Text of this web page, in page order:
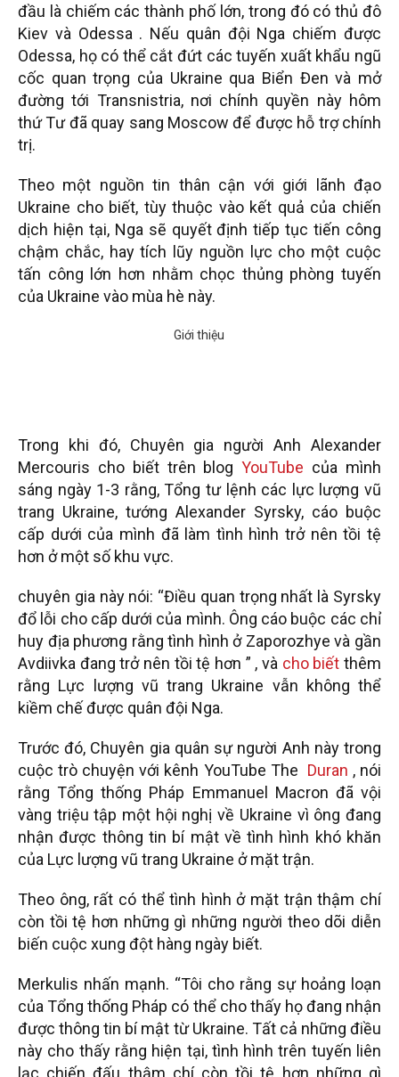
đầu là chiếm các thành phố lớn, trong đó có thủ đô
Kiev và Odessa . Nếu quân đội Nga chiếm được
Odessa, họ có thể cắt đứt các tuyến xuất khẩu ngũ
cốc quan trọng của Ukraine qua Biển Đen và mở
đường tới Transnistria, nơi chính quyền này hôm
thứ Tư đã quay sang Moscow để được hỗ trợ chính
trị.
Theo một nguồn tin thân cận với giới lãnh đạo
Ukraine cho biết, tùy thuộc vào kết quả của chiến
dịch hiện tại, Nga sẽ quyết định tiếp tục tiến công
chậm chắc, hay tích lũy nguồn lực cho một cuộc
tấn công lớn hơn nhằm chọc thủng phòng tuyến
của Ukraine vào mùa hè này.
Trong khi đó, Chuyên gia người Anh Alexander
Mercouris cho biết trên blogYouTube của mình
sáng ngày 1-3 rằng, Tổng tư lệnh các lực lượng vũ
trang Ukraine, tướng Alexander Syrsky, cáo buộc
cấp dưới của mình đã làm tình hình trở nên tồi tệ
hơn ở một số khu vực.
chuyên gia này nói: “Điều quan trọng nhất là Syrsky
đổ lỗi cho cấp dưới của mình. Ông cáo buộc các chỉ
huy địa phương rằng tình hình ở Zaporozhye và gần
Avdiivka đang trở nên tồi tệ hơn ” , và cho biết thêm
rằng Lực lượng vũ trang Ukraine vẫn không thể
kiềm chế được quân đội Nga.
Trước đó, Chuyên gia quân sự người Anh này trong
cuộc trò chuyện với kênh YouTube The Duran , nói
rằng Tổng thống Pháp Emmanuel Macron đã vội
vàng triệu tập một hội nghị về Ukraine vì ông đang
nhận được thông tin bí mật về tình hình khó khăn
của Lực lượng vũ trang Ukraine ở mặt trận.
Theo ông, rất có thể tình hình ở mặt trận thậm chí
còn tồi tệ hơn những gì những người theo dõi diễn
biến cuộc xung đột hàng ngày biết.
Merkulis nhấn mạnh. “Tôi cho rằng sự hoảng loạn
của Tổng thống Pháp có thể cho thấy họ đang nhận
được thông tin bí mật từ Ukraine. Tất cả những điều
này cho thấy rằng hiện tại, tình hình trên tuyến liên
lạc chiến đấu thậm chí còn tồi tệ hơn những gì